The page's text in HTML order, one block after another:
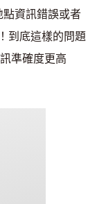
資訊錯誤或者
到底這樣的問題
準確度更高